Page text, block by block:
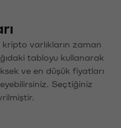
varlıkların zaman
tabloyu kullanarak
ve en düşük fiyatları
Seçtiğiniz